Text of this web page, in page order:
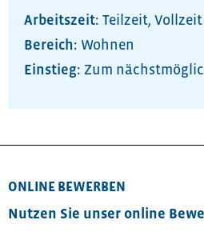
Arbeitszeit: Teilzeit, Vollzeit
Bereich: Wohnen
Zum
ONLINE BEWERBEN
Nutzen Sie unser online